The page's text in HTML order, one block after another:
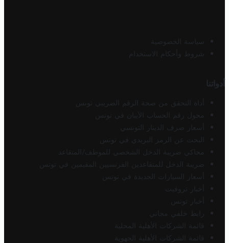
سياسة الخصوصية
شروط وأحكام الاستخدام
أدواتنا
أداة التحقق من صحة الرقم الضريبي تونس
محول رقم الحساب الآيبان في تونس
أسعار صرف الدينار التونسي
البحث عن الرمز البريدي في تونس
محاكي ضريبة الدخل الشخصي للموظف/المتقاعد
ضريبة الدخل للمتقاعدين الفرنسيين المقيمين في تونس
أسعار السيارات الجديدة في تونس
أخبار تروفيت
أخبار تونس
رابط خلفي مجاني
قائمة الشركات الأهلية المحلية
قائمة الشركات الأهلية الجهوية